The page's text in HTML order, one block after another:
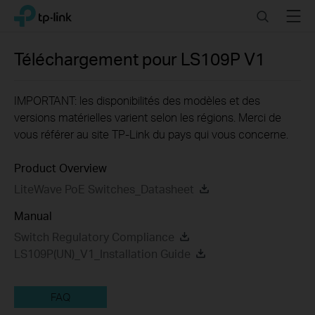
Click
the
navigation
TP-Link, Reliably Smart SearchMenu
Téléchargement pour LS109P V1
IMPORTANT: les disponibilités des modèles et des
versions matérielles varient selon les régions. Merci de
vous référer au site TP-Link du pays qui vous concerne.
Product Overview
LiteWave PoE Switches_Datasheet
Manual
Switch Regulatory Compliance
LS109P(UN)_V1_Installation Guide
FAQ